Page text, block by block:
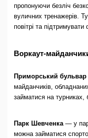
пропонуючи безліч
вуличних тренажерів.
повітрі та
Воркаут-
Приморський бульвар
майданчиків,
займатися на турниках,
Парк Шевченка— у
можна займатися